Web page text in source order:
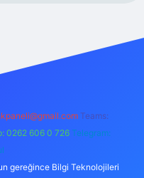
Teams:
0262 606 0 726 Telegram:
gereğince Bilgi Teknolojileri